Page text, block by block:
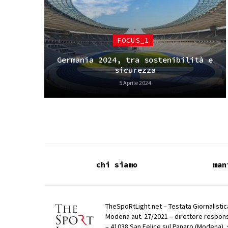
FOCUS_1
Germania 2024, tra sostenibilità e
sicurezza
5 Aprile 2024
chi siamo
TheSpoRtLight.net – Testata
Modena aut. 27/2021 – direttore